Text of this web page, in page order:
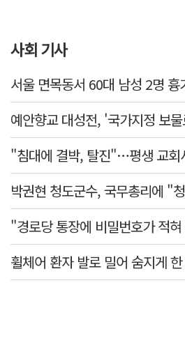
사회 기사
예안향교 대성전, '국가지정 보